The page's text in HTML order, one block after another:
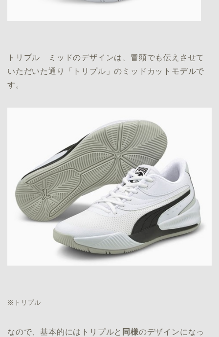
トリプル ミッドのデザインは、冒頭でも伝えさせて
いただいた通り「トリプル」のミッドカットモデルで
す。
※トリプル
なので、基本的にはトリプルと 同様のデザインになっ